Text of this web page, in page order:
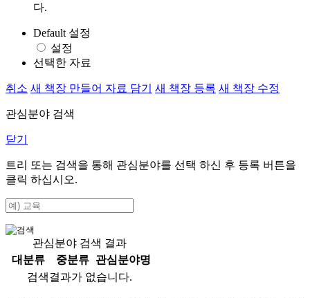
다.
Default 설정
설정
선택한 자료
취소 새 책장 만들어 자료 담기 새 책장 등록 새 책장 수정
관심분야 검색
닫기
트리 또는 검색을 통해 관심분야를 선택 하신 후 등록 버튼을
클릭 하십시오.
관심분야 검색 결과
대분류
중분류
관심분야명
검색결과가 없습니다.